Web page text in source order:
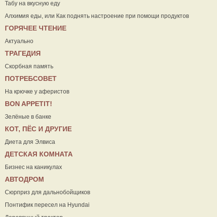
Табу на вкусную еду
Алхимия еды, или Как поднять настроение при помощи продуктов
ГОРЯЧЕЕ ЧТЕНИЕ
Актуально
ТРАГЕДИЯ
Скорбная память
ПОТРЕБСОВЕТ
На крючке у аферистов
ВON APPETIT!
Зелёные в банке
КОТ, ПЁС И ДРУГИЕ
Диета для Элвиса
ДЕТСКАЯ КОМНАТА
Бизнес на каникулах
АВТОДРОМ
Сюрприз для дальнобойщиков
Понтифик пересел на Hyundai